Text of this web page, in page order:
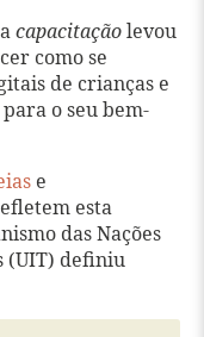
capacitação levou
como se
de crianças e
o seu bem-
e
esta
das Nações
(UIT) definiu